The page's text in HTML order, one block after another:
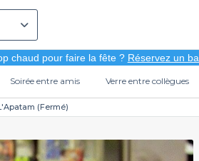
chaud pour faire la fête ? Réservez un
Soirée entre amis Verre entre collègues
(Fermé)